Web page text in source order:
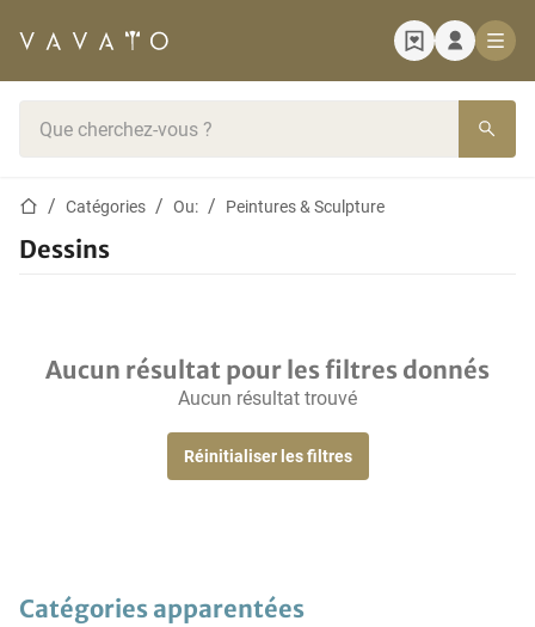
Page d'accueil
Catégories Ou: Peintures & Sculpture
Dessins
Aucun résultat pour les filtres donnés
Aucun résultat trouvé
Réinitialiser les filtres
Catégories apparentées